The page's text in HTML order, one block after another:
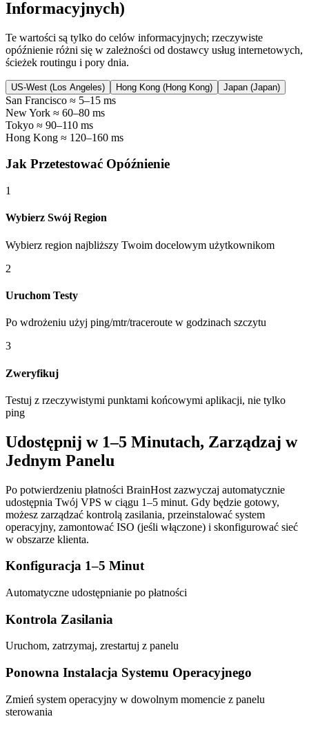
Informacyjnych)
Te wartości są tylko do celów informacyjnych; rzeczywiste
opóźnienie różni się w zależności od dostawcy usług internetowych,
ścieżek routingu i pory dnia.
US-West (Los Angeles) Hong Kong (Hong Kong) Japan (Japan)
San Francisco ≈ 5–15 ms
New York ≈ 60–80 ms
Tokyo ≈ 90–110 ms
Hong Kong ≈ 120–160 ms
Jak Przetestować Opóźnienie
1
Wybierz Swój Region
Wybierz region najbliższy Twoim docelowym użytkownikom
2
Uruchom Testy
Po wdrożeniu użyj ping/mtr/traceroute w godzinach szczytu
3
Zweryfikuj
Testuj z rzeczywistymi punktami końcowymi aplikacji, nie tylko
ping
Udostępnij w 1–5 Minutach, Zarządzaj w
Jednym Panelu
Po potwierdzeniu płatności BrainHost zazwyczaj automatycznie
udostępnia Twój VPS w ciągu 1–5 minut. Gdy będzie gotowy,
możesz zarządzać kontrolą zasilania, przeinstalować system
operacyjny, zamontować ISO (jeśli włączone) i skonfigurować sieć
w obszarze klienta.
Konfiguracja 1–5 Minut
Automatyczne udostępnianie po płatności
Kontrola Zasilania
Uruchom, zatrzymaj, zrestartuj z panelu
Ponowna Instalacja Systemu Operacyjnego
Zmień system operacyjny w dowolnym momencie z panelu
sterowania